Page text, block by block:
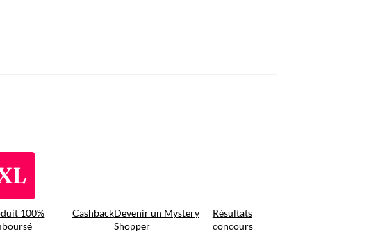
100%
CashbackDevenir un Mystery
Shopper
Résultats
concours